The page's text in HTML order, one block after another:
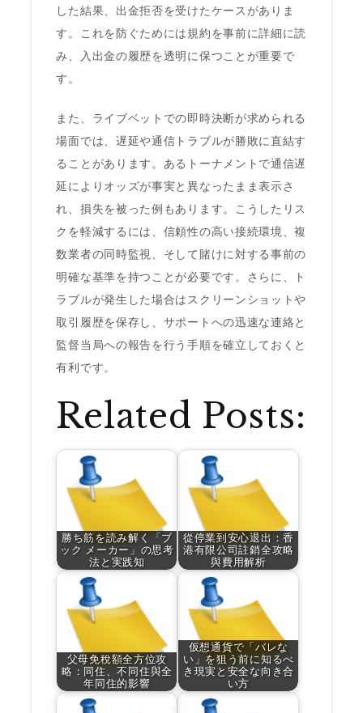
した結果、出金拒否を受けたケースがありま
す。これを防ぐためには規約を事前に詳細に読
み、入出金の履歴を透明に保つことが重要で
す。
また、ライブベットでの即時決断が求められる
場面では、遅延や通信トラブルが勝敗に直結す
ることがあります。あるトーナメントで通信遅
延によりオッズが事実と異なったまま表示さ
れ、損失を被った例もあります。こうしたリス
クを軽減するには、信頼性の高い接続環境、複
数業者の同時監視、そして賭けに対する事前の
明確な基準を持つことが必要です。さらに、ト
ラブルが発生した場合はスクリーンショットや
取引履歴を保存し、サポートへの迅速な連絡と
監督当局への報告を行う手順を確立しておくと
有利です。
Related Posts:
勝ち筋を読み解く「ブ
ック メーカー」の思考
法と実践知
從停業到安心退出：香
港有限公司註銷全攻略
與費用解析
父母免稅額全方位攻
略：同住、不同住與全
年同住的影響
仮想通貨で「バレな
い」を狙う前に知るべ
き現実と安全な向き合
い方